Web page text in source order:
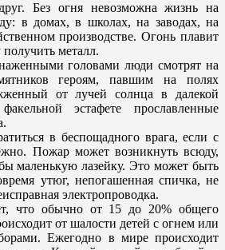
Без огня невозможна жизнь на
в домах, в школах, на заводах, на
производстве. Огонь плавит
получить металл.
головами люди смотрят на
героям, павшим на полях
от лучей солнца в далекой
эстафете прославленные
в беспощадного врага, если с
Пожар может возникнуть всюду,
маленькую лазейку. Это может быть
утюг, непогашенная спичка, не
электропроводка.
что обычно от 15 до 20% общего
от шалости детей с огнем или
Ежегодно в мире происходит